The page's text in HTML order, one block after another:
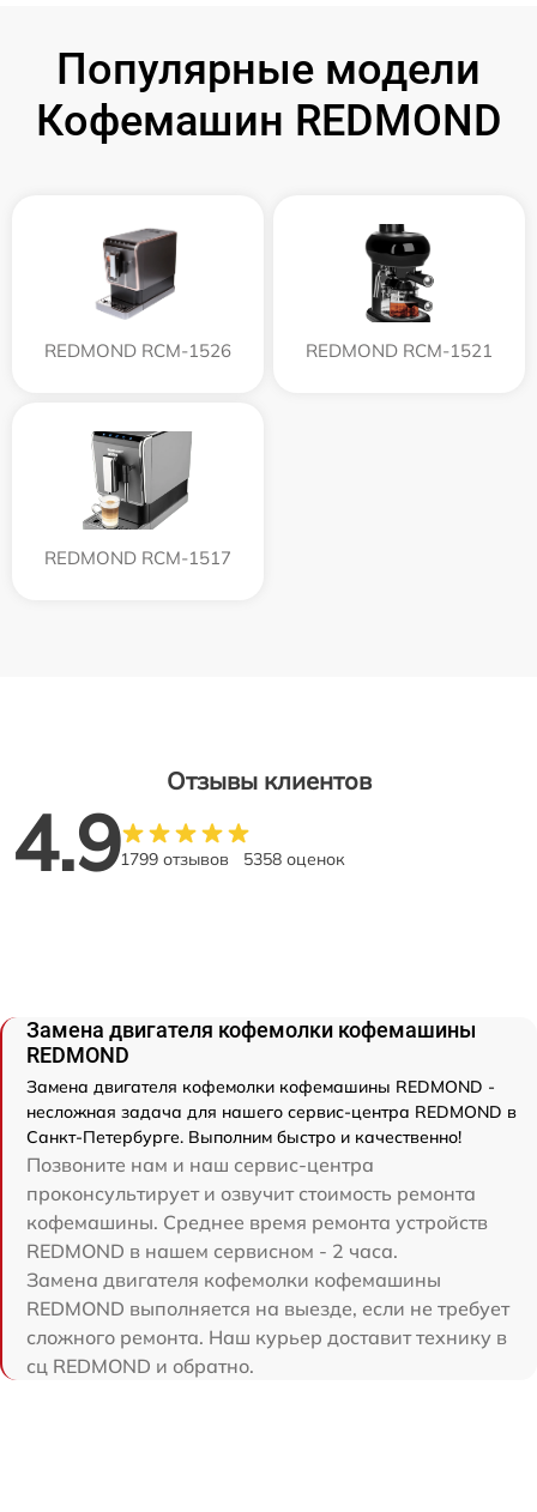
Популярные модели
Кофемашин REDMOND
REDMOND RCM-1526 REDMOND RCM-1521
REDMOND RCM-1517
Отзывы клиентов
4.91799 отзывов 5358 оценок
Замена двигателя кофемолки кофемашины
REDMOND
Замена двигателя кофемолки кофемашины REDMOND -
несложная задача для нашего сервис-центра REDMOND в
Санкт-Петербурге. Выполним быстро и качественно!
Позвоните нам и наш сервис-центра
проконсультирует и озвучит стоимость ремонта
кофемашины. Среднее время ремонта устройств
REDMOND в нашем сервисном - 2 часа.
Замена двигателя кофемолки кофемашины
REDMOND выполняется на выезде, если не требует
сложного ремонта. Наш курьер доставит технику в
сц REDMOND и обратно.